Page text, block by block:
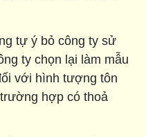
tự ý bỏ công ty sử
ty chọn lại làm mẫu
với hình tượng tôn
hợp có thoả